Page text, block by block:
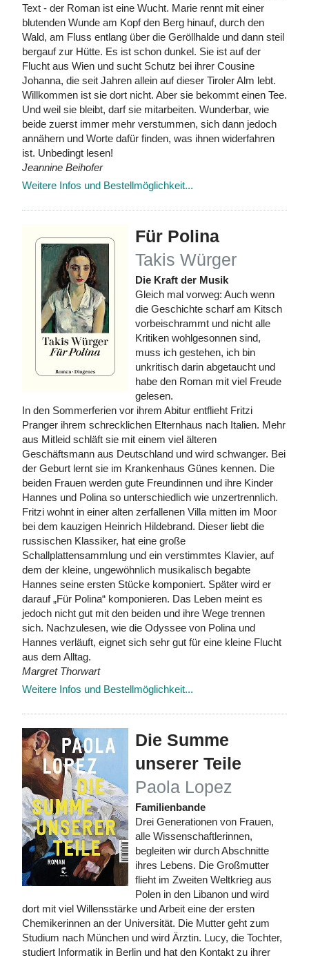
Text - der Roman ist eine Wucht. Marie rennt mit einer
blutenden Wunde am Kopf den Berg hinauf, durch den
Wald, am Fluss entlang über die Geröllhalde und dann steil
bergauf zur Hütte. Es ist schon dunkel. Sie ist auf der
Flucht aus Wien und sucht Schutz bei ihrer Cousine
Johanna, die seit Jahren allein auf dieser Tiroler Alm lebt.
Willkommen ist sie dort nicht. Aber sie bekommt einen Tee.
Und weil sie bleibt, darf sie mitarbeiten. Wunderbar, wie
beide zuerst immer mehr verstummen, sich dann jedoch
annähern und Worte dafür finden, was ihnen widerfahren
ist. Unbedingt lesen!
Jeannine Beihofer
Weitere Infos und Bestellmöglichkeit...
Für Polina
Takis Würger
Die Kraft der Musik
Gleich mal vorweg: Auch wenn
die Geschichte scharf am Kitsch
vorbeischrammt und nicht alle
Kritiken wohlgesonnen sind,
muss ich gestehen, ich bin
unkritisch darin abgetaucht und
habe den Roman mit viel Freude
gelesen.
In den Sommerferien vor ihrem Abitur entflieht Fritzi
Pranger ihrem schrecklichen Elternhaus nach Italien. Mehr
aus Mitleid schläft sie mit einem viel älteren
Geschäftsmann aus Deutschland und wird schwanger. Bei
der Geburt lernt sie im Krankenhaus Günes kennen. Die
beiden Frauen werden gute Freundinnen und ihre Kinder
Hannes und Polina so unterschiedlich wie unzertrennlich.
Fritzi wohnt in einer alten zerfallenen Villa mitten im Moor
bei dem kauzigen Heinrich Hildebrand. Dieser liebt die
russischen Klassiker, hat eine große
Schallplattensammlung und ein verstimmtes Klavier, auf
dem der kleine, ungewöhnlich musikalisch begabte
Hannes seine ersten Stücke komponiert. Später wird er
darauf „Für Polina“ komponieren. Das Leben meint es
jedoch nicht gut mit den beiden und ihre Wege trennen
sich. Nachzulesen, wie die Odyssee von Polina und
Hannes verläuft, eignet sich sehr gut für eine kleine Flucht
aus dem Alltag.
Margret Thorwart
Weitere Infos und Bestellmöglichkeit...
Die Summe
unserer Teile
Paola Lopez
Familienbande
Drei Generationen von Frauen,
alle Wissenschaftlerinnen,
begleiten wir durch Abschnitte
ihres Lebens. Die Großmutter
flieht im Zweiten Weltkrieg aus
Polen in den Libanon und wird
dort mit viel Willensstärke und Arbeit eine der ersten
Chemikerinnen an der Universität. Die Mutter geht zum
Studium nach München und wird Ärztin. Lucy, die Tochter,
studiert Informatik in Berlin und hat den Kontakt zu ihrer